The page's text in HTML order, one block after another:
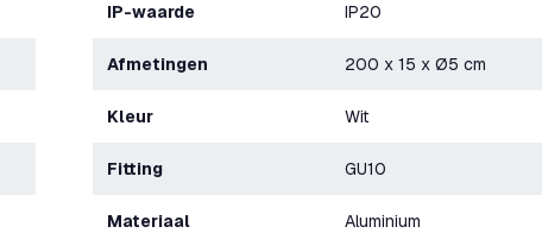
IP-waarde IP20
Afmetingen 200 x 15 x Ø5 cm
Kleur Wit
Fitting GU10
Materiaal Aluminium